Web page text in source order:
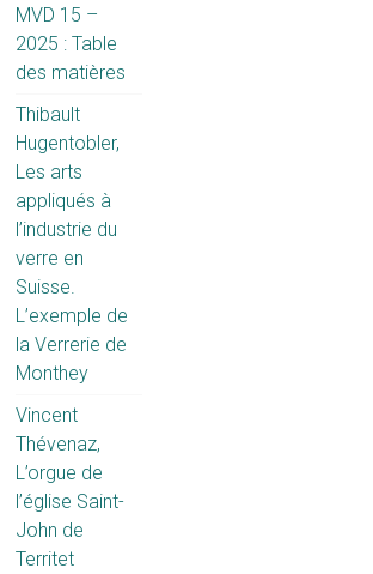
MVD 15 –
2025 : Table
des matières
Thibault
Hugentobler,
Les arts
appliqués à
l’industrie du
verre en
Suisse.
L’exemple de
la Verrerie de
Monthey
Vincent
Thévenaz,
L’orgue de
l’église Saint-
John de
Territet